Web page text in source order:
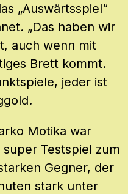
„Auswärtsspiel“
„Das haben wir
auch wenn mit
Brett kommt.
jeder ist
Motika war
Testspiel zum
Gegner, der
stark unter